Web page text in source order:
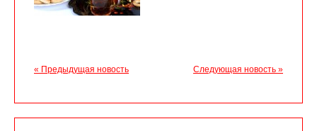
« Предыдущая новость Следующая новость »